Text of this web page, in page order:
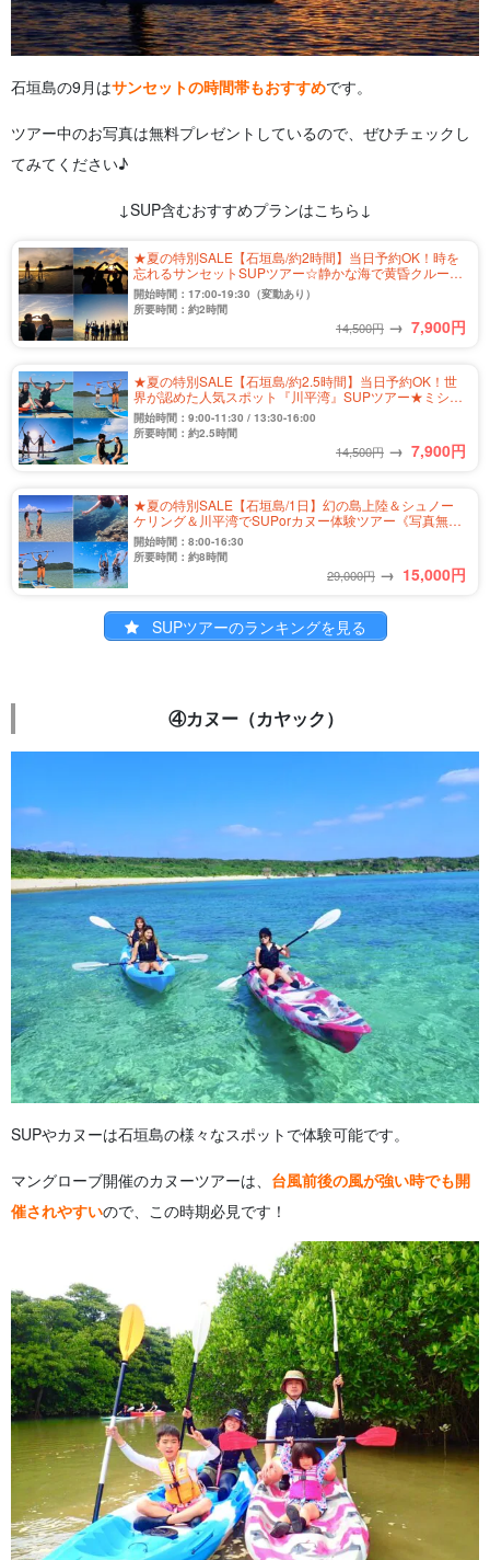
石垣島の9月はサンセットの時間帯もおすすめです。
ツアー中のお写真は無料プレゼントしているので、ぜひチェックし
てみてください♪
↓SUP含むおすすめプランはこちら↓
★夏の特別SALE【石垣島/約2時間】当日予約OK！時を
忘れるサンセットSUPツアー☆静かな海で黄昏クルージ
ング♪＜写真無料＆送迎付き＞（No.332）
開始時間：17:00-19:30（変動あり）
所要時間：約2時間
14,500円 → 7,900円
★夏の特別SALE【石垣島/約2.5時間】当日予約OK！世
界が認めた人気スポット『川平湾』SUPツアー★ミシュ
ランガイド三ツ星獲得♪写真無料＆送迎付き（No.301）
開始時間：9:00-11:30 / 13:30-16:00
所要時間：約2.5時間
14,500円 → 7,900円
★夏の特別SALE【石垣島/1日】幻の島上陸＆シュノー
ケリング＆川平湾でSUPorカヌー体験ツアー《写真無料
＆送迎付き》（No.456）
開始時間：8:00-16:30
所要時間：約8時間
29,000円 → 15,000円
SUPツアーのランキングを見る
④カヌー（カヤック）
SUPやカヌーは石垣島の様々なスポットで体験可能です。
マングローブ開催のカヌーツアーは、 台風前後の風が強い時でも開
催されやすいので、この時期必見です！